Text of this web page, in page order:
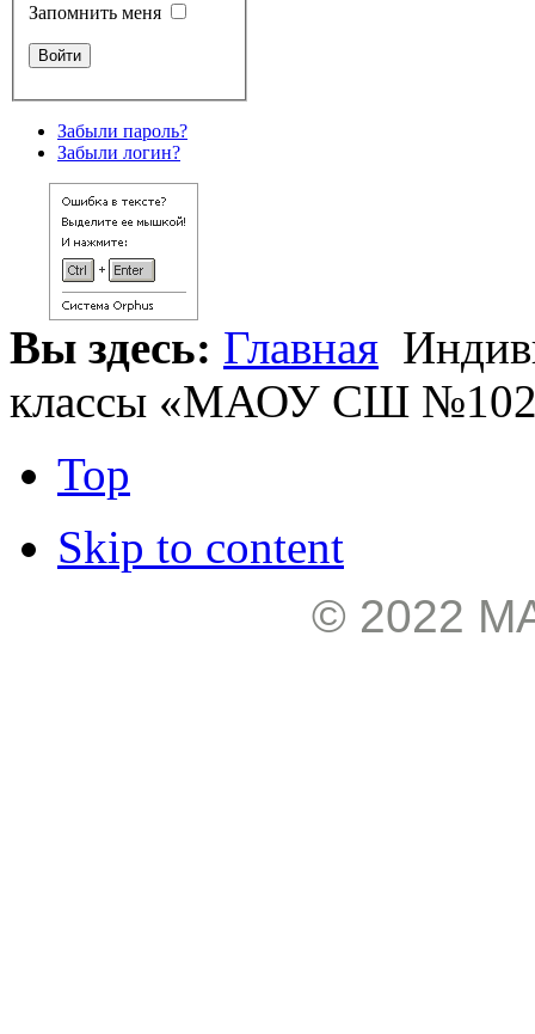
Запомнить меня
Забыли пароль?
Забыли логин?
Вы здесь: Главная
классы «МАОУ СШ
Top
Skip to content
© 2022